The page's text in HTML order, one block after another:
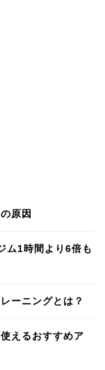
原因
ム1時間より6倍も
ーニングとは？
えるおすすめア